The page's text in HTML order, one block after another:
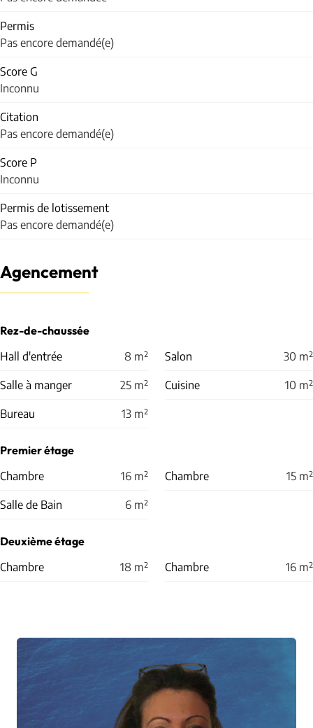
Permis
Pas encore demandé(e)
Score G
Inconnu
Citation
Pas encore demandé(e)
Score P
Inconnu
Permis de lotissement
Pas encore demandé(e)
Agencement
Rez-de-chaussée
Hall d'entrée 8 m² Salon 30 m²
Salle à manger 25 m² Cuisine 10 m²
Bureau 13 m²
Premier étage
Chambre 16 m² Chambre 15 m²
Salle de Bain 6 m²
Deuxième étage
Chambre 18 m² Chambre 16 m²